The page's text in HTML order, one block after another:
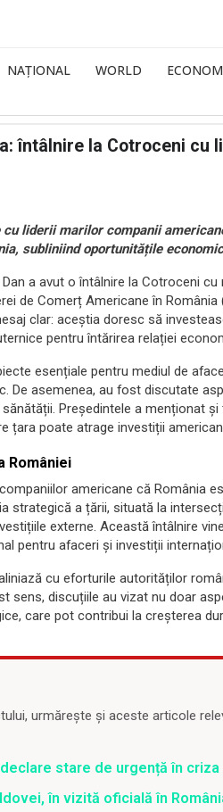
NAȚIONAL WORLD
întâlnire la Cotroceni cu
liderii marilor companii
subliniind oportunitățile
a avut o întâlnire la Cotroceni
de Comerț Americane în România
clar: aceștia doresc să
pentru întărirea relației
esențiale pentru mediul de
De asemenea, au fost discutate
Președintele a menționat
țara poate atrage investiții
României
americane că România
strategică a țării, situată la
externe. Această întâlnire
pentru afaceri și investiții
cu eforturile autorităților
sens, discuțiile au vizat nu doar
care pot contribui la creșterea
urmărește și aceste articole
stare de urgență în
în vizită oficială în